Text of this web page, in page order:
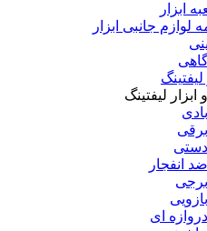
ابزار
لوازم جانبی ابزار
لیفتینگ
انفجار
ای